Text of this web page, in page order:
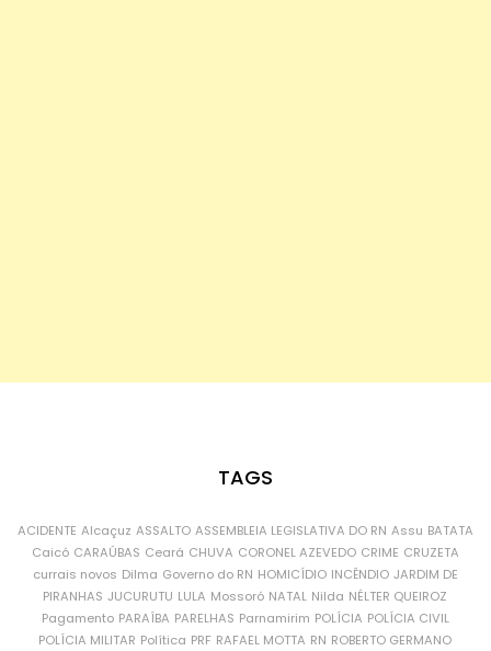
TAGS
ACIDENTE Alcaçuz ASSALTO ASSEMBLEIA LEGISLATIVA DO RN Assu BATATA
Caicó CARAÚBAS Ceará CHUVA CORONEL AZEVEDO CRIME CRUZETA
currais novos Dilma Governo do RN HOMICÍDIO INCÊNDIO JARDIM DE
PIRANHAS JUCURUTU LULA Mossoró NATAL Nilda NÉLTER QUEIROZ
Pagamento PARAÍBA PARELHAS Parnamirim POLÍCIA POLÍCIA CIVIL
POLÍCIA MILITAR Política PRF RAFAEL MOTTA RN ROBERTO GERMANO